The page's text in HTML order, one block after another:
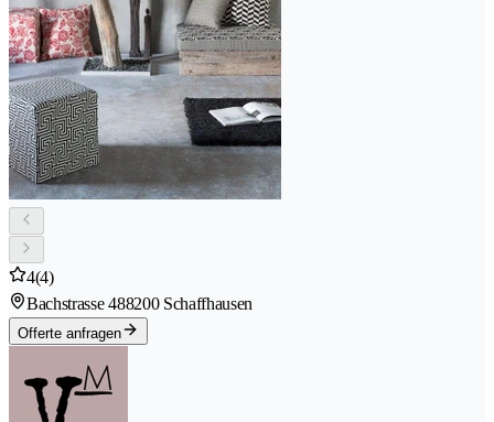
4(4)
Bachstrasse 488200 Schaffhausen
Offerte anfragen